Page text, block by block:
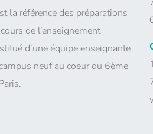
la référence des préparations
de l’enseignement
d’une équipe enseignante
neuf au coeur du 6ème